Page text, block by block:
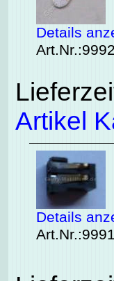
Details
Artikel
Details